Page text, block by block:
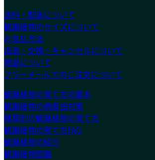
送料・配送について
観葉植物のサイズについて
お支払方法
返品・交換・キャンセルについて
商品について
フリーメールでのご注文について
観葉植物の育て方の基本
観葉植物の病害虫対策
種類別の観葉植物の育て方
観葉植物の育て方FAQ
観葉植物の紹介
観葉植物図鑑